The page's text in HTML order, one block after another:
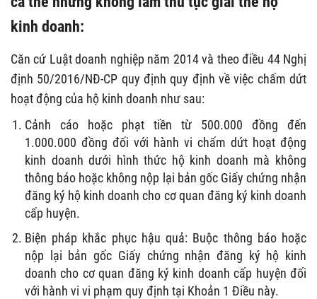
kinh doanh:
Căn cứ Luật doanh nghiệp năm 2014 và theo điều 44 Nghị
định 50/2016/NĐ-CP quy định quy định về việc chấm dứt
hoạt động của hộ kinh doanh như sau:
Cảnh cáo hoặc phạt tiền từ 500.000 đồng đến
1.000.000 đồng đối với hành vi chấm dứt hoạt động
kinh doanh dưới hình thức hộ kinh doanh mà không
thông báo hoặc không nộp lại bản gốc Giấy chứng nhận
đăng ký hộ kinh doanh cho cơ quan đăng ký kinh doanh
cấp huyện.
Biện pháp khắc phục hậu quả: Buộc thông báo hoặc
nộp lại bản gốc Giấy chứng nhận đăng ký hộ kinh
doanh cho cơ quan đăng ký kinh doanh cấp huyện đối
với hành vi vi phạm quy định tại Khoản 1 Điều này.